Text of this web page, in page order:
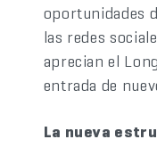
oportunidades
las redes
aprecian el
entrada de
La nueva